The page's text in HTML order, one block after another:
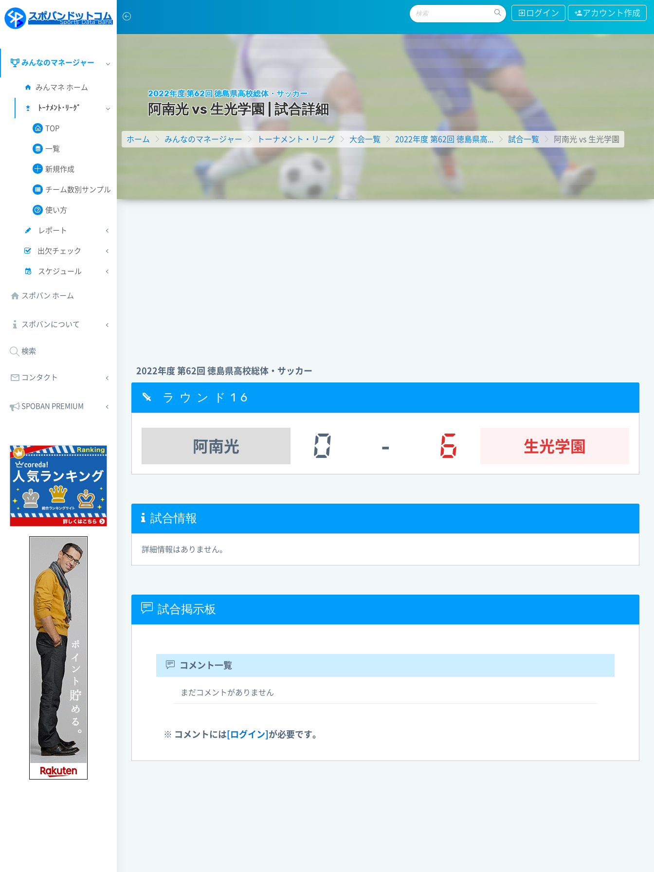
ログイン アカウント作成
みんなのマネージャー
みんマネ ホーム
ﾄｰﾅﾒﾝﾄ･ﾘｰｸﾞ
TOP
一覧
新規作成
チーム数別サンプル
使い方
レポート
出欠チェック
スケジュール
スポバン ホーム
スポバンについて
検索
コンタクト
SPOBAN PREMIUM
2022年度 第62回 徳島県高校総体・サッカー
阿南光vs生光学園 試合詳細
ホーム みんなのマネージャー トーナメント・リーグ 大会一覧 2022年度 第62回 徳島県高... 試合一覧 阿南光 vs 生光学園
2022年度 第62回 徳島県高校総体・サッカー
ラウンド16
阿南光 0 - 6 生光学園
試合情報
詳細情報はありません。
試合掲示板
コメント一覧
まだコメントがありません
※ コメントには [ログイン] が必要です。